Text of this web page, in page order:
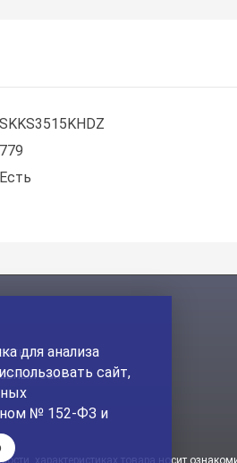
SKKS3515KHDZ
779
Есть
сайт
для анализа
сайт,
№ 152-ФЗ и